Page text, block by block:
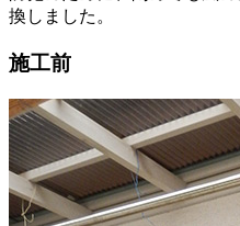
換しました。
施工前